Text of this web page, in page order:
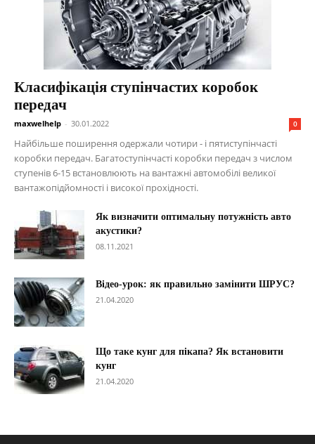
Класифікація ступінчастих коробок
передач
maxwelhelp - 30.01.2022 0
Найбільше поширення одержали чотири - і пятиступінчасті
коробки передач. Багатоступінчасті коробки передач з числом
ступенів 6-15 встановлюють на вантажні автомобілі великої
вантажопідйомності і високої прохідності.
Як визначити оптимальну потужність авто
акустики?
08.11.2021
Відео-урок: як правильно замінити ШРУС?
21.04.2020
Що таке кунг для пікапа? Як встановити
кунг
21.04.2020